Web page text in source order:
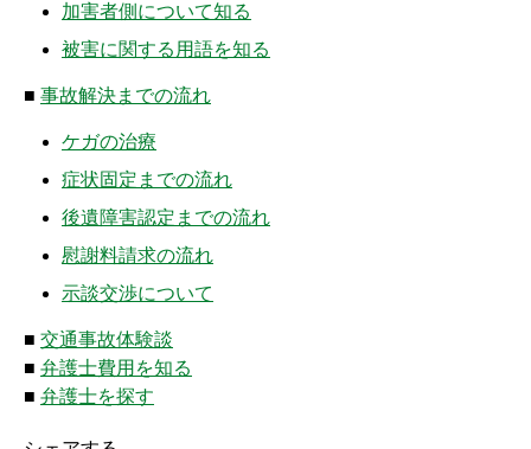
加害者側について知る
被害に関する用語を知る
■ 事故解決までの流れ
ケガの治療
症状固定までの流れ
後遺障害認定までの流れ
慰謝料請求の流れ
示談交渉について
■ 交通事故体験談
■ 弁護士費用を知る
■ 弁護士を探す